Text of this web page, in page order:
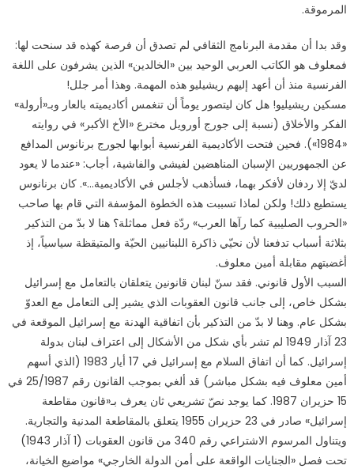
المرموقة.
وقد بدا أن مقدمة البرنامج الثقافي لم تصدق أن فرصة كهذه قد سنحت لها:
فمعلوف هو الكاتب العربي الوحيد بين «الخالدين» الذين يشرفون على اللغة
الفرنسية منذ أن أعهد إليهم ريشيليو هذه المهمة. وهذا أمر جلل!
مسكين ريشيليو! هل كان ليتصور يوماً أن تنغمس أكاديميته بالعار وبـ«أرولة»
الفكر والأخلاق (نسبة إلى جورج أورويل مخترع «الأخ الأكبر» في روايته
«1984»). فحين فتحت الأكاديمية الفرنسية أبوابها لجورج برنانوس المدافع
عن الجمهوريين الإسبان المناهضين لفيشي والفاشية، أجاب: «عندما لا يعود
لديّ إلا ردفان لأفكر بهما، فسأذهب لأجلس في الأكاديمية…». كان برنانوس
يستطيع ذلك! ولكن لماذا تسببت هذه الخطوة المؤسفة التي قام بها صاحب
«الحروب الصليبية كما رآها العرب» ردّة فعل مماثلة؟ هنا لا بدّ من التذكير
بثلاثة أسباب تدفعنا لأن نحيّي ذاكرة اللبنانيين الحيّة والمتيقظة سياسياً، إذ
أغضبتهم مقابلة أمين معلوف.
السبب الأول قانوني. فقد سنّ لبنان قانونين يتعلقان بالتعامل مع إسرائيل
بشكل خاص، إلى جانب قانون العقوبات الذي يشير إلى التعامل مع العدوّ
بشكل عام. وهنا لا بدّ من التذكير بأن اتفاقية الهدنة مع إسرائيل الموقعة في
23 آذار 1949 لم تشر بأي شكل من الأشكال إلى اعتراف لبنان بدولة
إسرائيل. كما أن اتفاق السلام مع إسرائيل في 17 أيار 1983 (الذي أسهم
أمين معلوف فيه بشكل مباشر) قد ألغي بموجب القانون رقم 25/1987 في
15 حزيران 1987. كما يوجد نصّ تشريعي ثان يعرف بـ«قانون مقاطعة
إسرائيل» صادر في 23 حزيران 1955 يتعلق بالمقاطعة المدنية والتجارية.
ويتناول المرسوم الاشتراعي رقم 340 من قانون العقوبات (1 آذار 1943)
تحت فصل «الجنايات الواقعة على أمن الدولة الخارجي» مواضيع الخيانة،